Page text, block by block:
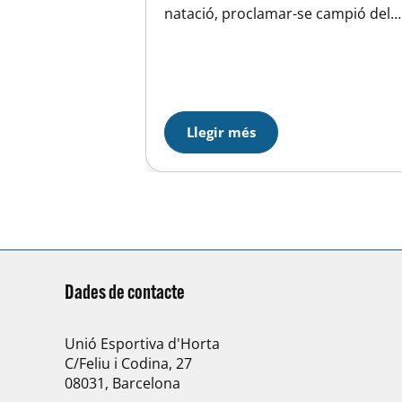
natació, proclamar-se campió del
nedadores catalanes han
aconseguit la medalla d’or i en la
masculina la de plata. Aquests
resultats han permès a…
Llegir més
Dades de contacte
Unió Esportiva d'Horta
C/Feliu i Codina, 27
08031, Barcelona